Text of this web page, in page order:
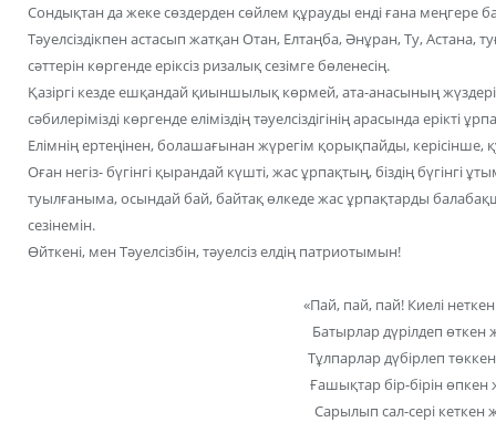
Сондықтан да жеке сөздерден сөйлем құрауды енді ғана меңгере
Тәуелсіздікпен астасып жатқан Отан, Елтаңба, Әнұран, Ту, Астана,
сәттерін көргенде еріксіз ризалық сезімге бөленесің.
Қазіргі кезде ешқандай қиыншылық көрмей, ата-анасының
сәбилерімізді көргенде еліміздің тәуелсіздігінің арасында ерікті
Елімнің ертеңінен, болашағынан жүрегім қорықпайды,
Оған негіз- бүгінгі қырандай күшті, жас ұрпақтың, біздің
туылғаныма, осындай бай, байтақ өлкеде жас ұрпақтарды
сезінемін.
Өйткені, мен Тәуелсізбін, тәуелсіз елдің патриотымын!
«Пай, пай, пай! Киелі
Батырлар дүрілдеп өткен
Тұлпарлар дүбірлеп
Ғашықтар бір-бірін өпкен
Сарылып сал-сері кеткен